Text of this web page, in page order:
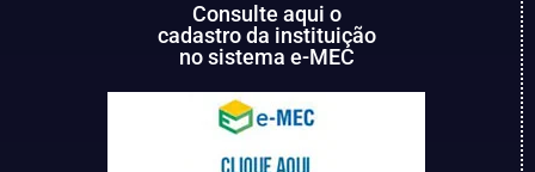
Consulte aqui o
cadastro da instituição
no sistema e-MEC